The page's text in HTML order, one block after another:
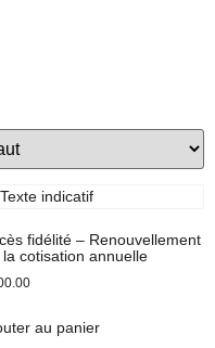
fidélité – Renouvellement
la cotisation annuelle
au panier